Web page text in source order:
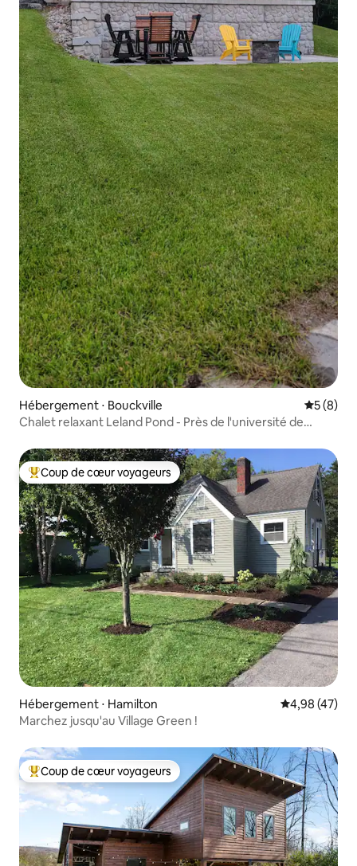
Hébergement ⋅ Bouckville
5 (8)
Chalet relaxant Leland Pond - Près de l'université de
Coups de cœur voyageurs les plus appréciés
Coup de cœur voyageurs
Hébergement ⋅ Hamilton Évaluation
4,98 (47)
Marchez jusqu'au Village Green !
Coups de cœur voyageurs les plus appréciés
Coup de cœur voyageurs